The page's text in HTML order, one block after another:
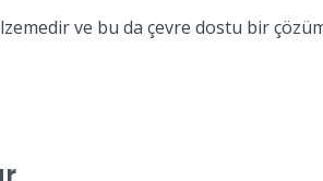
ve bu da çevre dostu bir